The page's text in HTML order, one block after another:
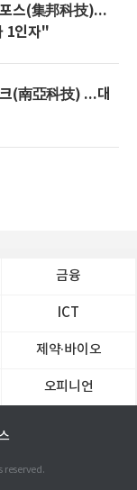
스(集邦科技)...
1인자"
(南亞科技) ...대
금융
ICT
제약∙바이오
오피니언
reserved.